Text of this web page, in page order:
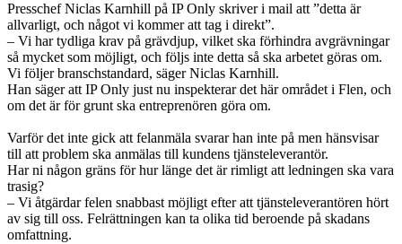
Presschef Niclas Karnhill på IP Only skriver i mail att ”detta är
allvarligt, och något vi kommer att tag i direkt”.
– Vi har tydliga krav på grävdjup, vilket ska förhindra avgrävningar
så mycket som möjligt, och följs inte detta så ska arbetet göras om.
Vi följer branschstandard, säger Niclas Karnhill.
Han säger att IP Only just nu inspekterar det här området i Flen, och
om det är för grunt ska entreprenören göra om.
Varför det inte gick att felanmäla svarar han inte på men hänsvisar
till att problem ska anmälas till kundens tjänsteleverantör.
Har ni någon gräns för hur länge det är rimligt att ledningen ska vara
trasig?
– Vi åtgärdar felen snabbast möjligt efter att tjänsteleverantören hört
av sig till oss. Felrättningen kan ta olika tid beroende på skadans
omfattning.